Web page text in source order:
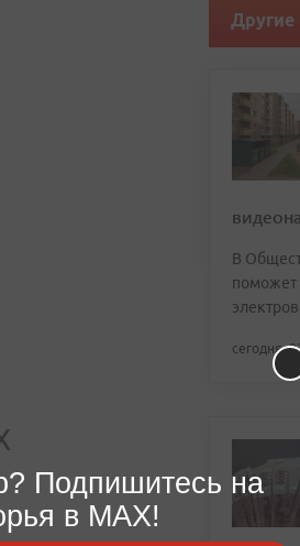
Другие
В
поможет
сегодня,
Подпишитесь на
в MAX!